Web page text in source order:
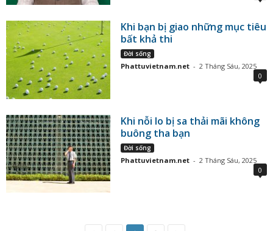
Khi bạn bị giao những mục tiêu
bất khả thi
Đời sống
Phattuvietnam.net - 2 Tháng Sáu, 2025
0
Khi nỗi lo bị sa thải mãi không
buông tha bạn
Đời sống
Phattuvietnam.net - 2 Tháng Sáu, 2025
0